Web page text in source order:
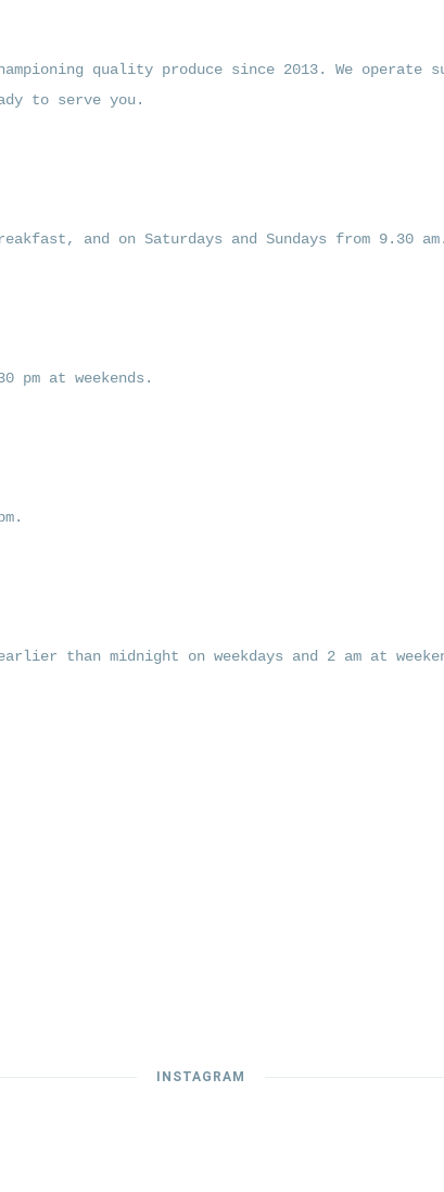
quality produce since 2013. We
to serve you.
and on Saturdays and Sundays from 9.30 am.
pm at weekends.
than midnight on weekdays and 2 am at
INSTAGRAM